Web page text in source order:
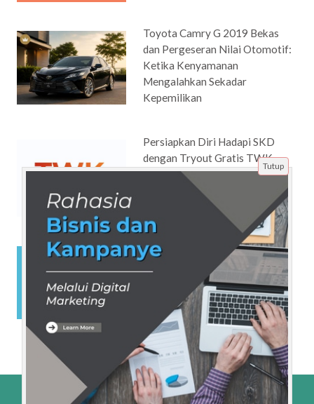
Toyota Camry G 2019 Bekas
dan Pergeseran Nilai Otomotif:
Ketika Kenyamanan
Mengalahkan Sekadar
Kepemilikan
Persiapkan Diri Hadapi SKD
dengan Tryout Gratis TWK
Online Terbaru
Mendorong Pertumbuhan
Bisnis Online dengan Jasa SEO
Beranda Artikel Tentang Kami Disclaimer
Tutup